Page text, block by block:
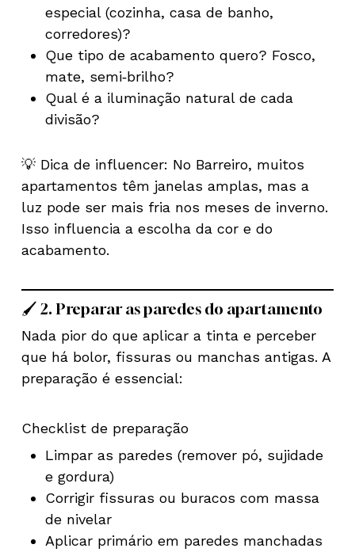
especial (cozinha, casa de banho,
corredores)?
Que tipo de acabamento quero? Fosco,
mate, semi‑brilho?
Qual é a iluminação natural de cada
divisão?
💡 Dica de influencer: No Barreiro, muitos
apartamentos têm janelas amplas, mas a
luz pode ser mais fria nos meses de inverno.
Isso influencia a escolha da cor e do
acabamento.
🖌️ 2. Preparar as paredes do apartamento
Nada pior do que aplicar a tinta e perceber
que há bolor, fissuras ou manchas antigas. A
preparação é essencial:
Checklist de preparação
Limpar as paredes (remover pó, sujidade
e gordura)
Corrigir fissuras ou buracos com massa
de nivelar
Aplicar primário em paredes manchadas